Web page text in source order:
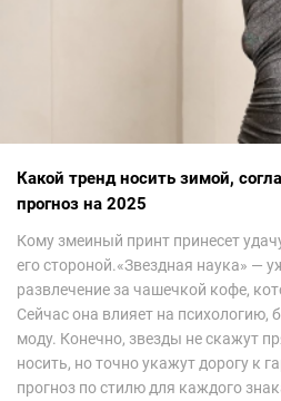
Какой тренд носить зимой,
прогноз на 2025
Кому змеиный принт принесет
его стороной.«Звездная наука» —
развлечение за чашечкой кофе,
Сейчас она влияет на психологию,
моду. Конечно, звезды не скажут
носить, но точно укажут дорогу к
прогноз по стилю для каждого